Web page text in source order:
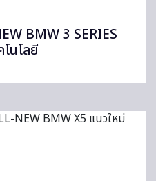
BMW 3 SERIES
นโลยี